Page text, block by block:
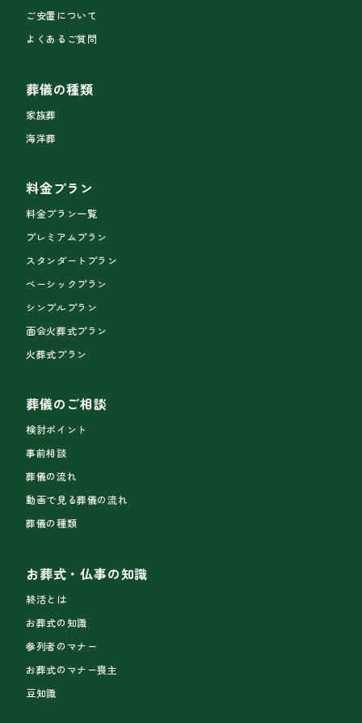
ご安置について
よくあるご質問
葬儀の種類
家族葬
海洋葬
料金プラン
料金プラン一覧
プレミアムプラン
スタンダートプラン
ベーシックプラン
シンプルプラン
面会火葬式プラン
火葬式プラン
葬儀のご相談
検討ポイント
事前相談
葬儀の流れ
動画で見る葬儀の流れ
葬儀の種類
お葬式・仏事の知識
終活とは
お葬式の知識
参列者のマナー
お葬式のマナー喪主
豆知識